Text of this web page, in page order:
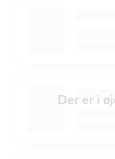
Der er i